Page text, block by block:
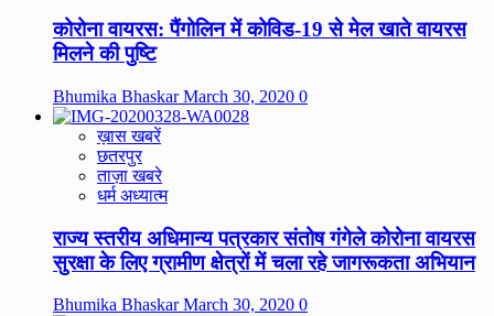
कोरोना वायरस: पैंगोलिन में कोविड-19 से मेल खाते वायरस
मिलने की पुष्टि
Bhumika BhaskarMarch 30, 2020 0
ख़ास खबरें
छतरपुर
ताज़ा खबरे
धर्म अध्यात्म
राज्य स्तरीय अधिमान्य पत्रकार संतोष गंगेले कोरोना वायरस
सुरक्षा के लिए ग्रामीण क्षेत्रों में चला रहे जागरूकता अभियान
Bhumika BhaskarMarch 30, 2020 0